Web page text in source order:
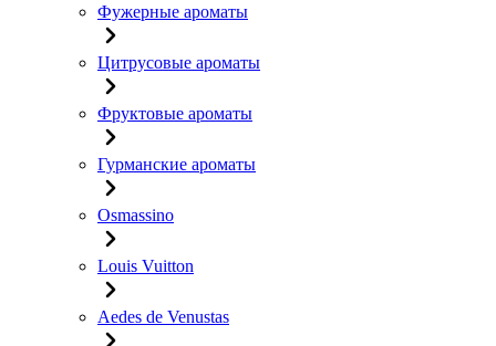
Фужерные ароматы
Цитрусовые ароматы
Фруктовые ароматы
Гурманские ароматы
Osmassino
Louis Vuitton
Aedes de Venustas